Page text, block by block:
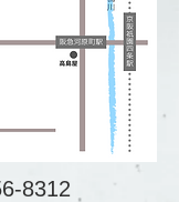
8312